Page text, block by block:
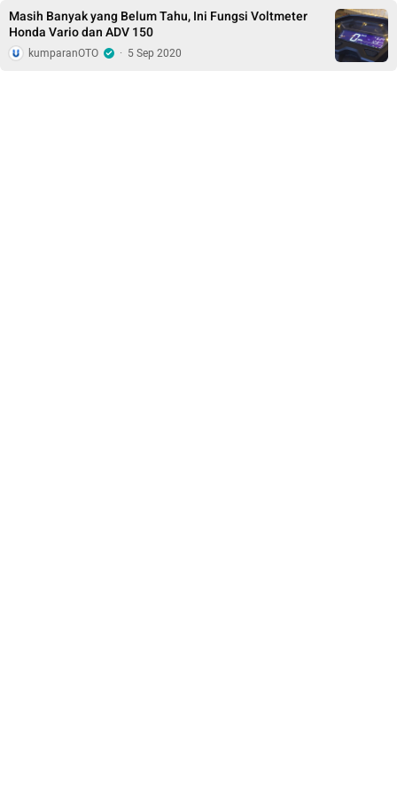
Masih Banyak yang Belum Tahu, Ini Fungsi Voltmeter
Honda Vario dan ADV 150
kumparanOTO · 5 Sep 2020